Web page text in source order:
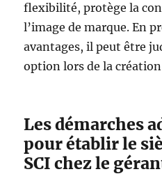
flexibilité, protège la
l’image de marque. En
avantages, il peut être
option lors de la création
Les démarches
pour établir le
SCI chez le